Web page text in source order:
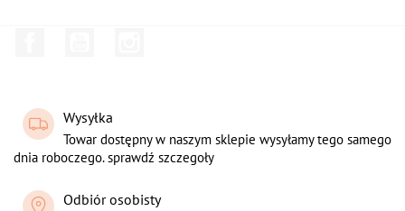
Wysyłka
Towar dostępny w naszym sklepie wysyłamy tego samego
dnia roboczego. sprawdź szczegoły
Odbiór osobisty